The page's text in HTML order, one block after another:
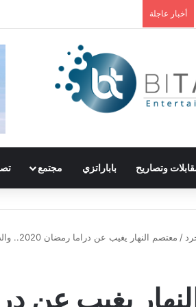
أخبار عاجلة
وتصاريح باباراتزي مجتمع
/ معتصم النهار يغيب عن دراما رمضان 2020.. والجمهور: سنشتاق لك
يغيب عن